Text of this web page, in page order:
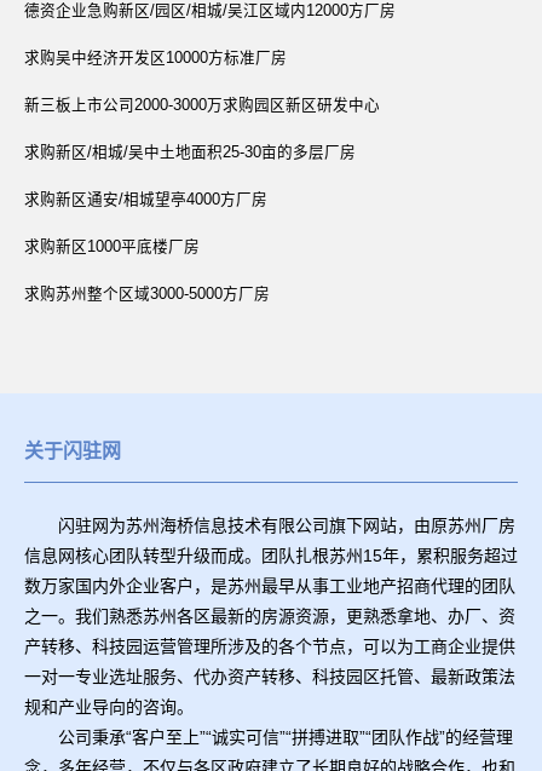
德资企业急购新区/园区/相城/吴江区域内12000方厂房
求购吴中经济开发区10000方标准厂房
新三板上市公司2000-3000万求购园区新区研发中心
求购新区/相城/吴中土地面积25-30亩的多层厂房
求购新区通安/相城望亭4000方厂房
求购新区1000平底楼厂房
求购苏州整个区域3000-5000方厂房
关于闪驻网
闪驻网为苏州海桥信息技术有限公司旗下网站，由原苏州厂房
信息网核心团队转型升级而成。团队扎根苏州15年，累积服务超过
数万家国内外企业客户，是苏州最早从事工业地产招商代理的团队
之一。我们熟悉苏州各区最新的房源资源，更熟悉拿地、办厂、资
产转移、科技园运营管理所涉及的各个节点，可以为工商企业提供
一对一专业选址服务、代办资产转移、科技园区托管、最新政策法
规和产业导向的咨询。
公司秉承“客户至上”“诚实可信”“拼搏进取”“团队作战”的经营理